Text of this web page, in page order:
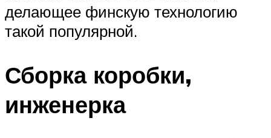
делающее финскую технологию
такой популярной.
Сборка коробки,
инженерка